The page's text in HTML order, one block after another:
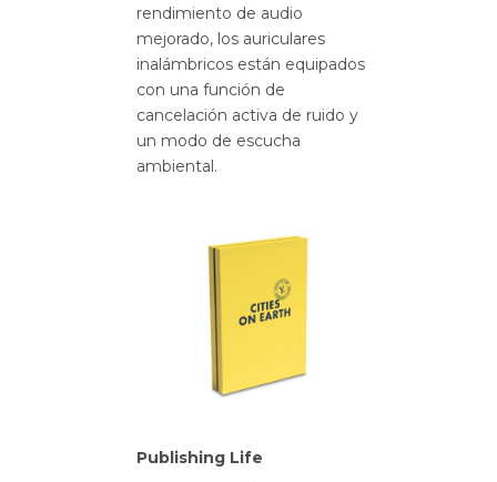
rendimiento de audio
mejorado, los auriculares
inalámbricos están equipados
con una función de
cancelación activa de ruido y
un modo de escucha
ambiental.
Publishing Life